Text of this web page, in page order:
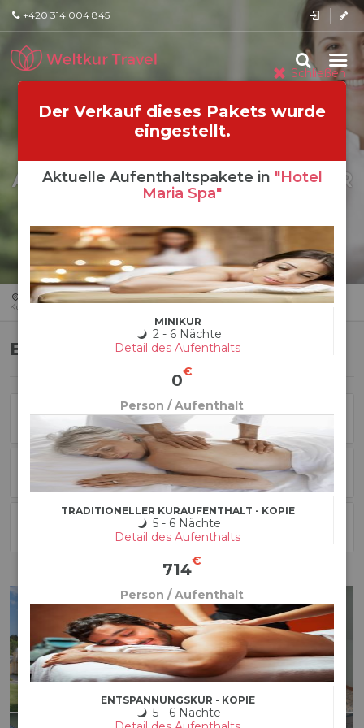
+420 314 004 845
AUFENTHALTTRADITIONELLER
KURAUFENTHALT
HOTEL MARIA SPA
Startseite Tschechien Marienbad Hotel Maria Spa
Traditioneller
Kuraufenthalt
Beschreibung
Stornobedingungen
Zimmerinformationen
Ausstattung und Dienstleistungen
Schließen
Der Verkauf dieses Pakets wurde
eingestellt.
Aktuelle Aufenthaltspakete in "Hotel
Maria Spa"
MINIKUR
2 - 6 Nächte
Detail des Aufenthalts
0€
Person / Aufenthalt
TRADITIONELLER KURAUFENTHALT - KOPIE
5 - 6 Nächte
Detail des Aufenthalts
714€
Person / Aufenthalt
ENTSPANNUNGSKUR - KOPIE
5 - 6 Nächte